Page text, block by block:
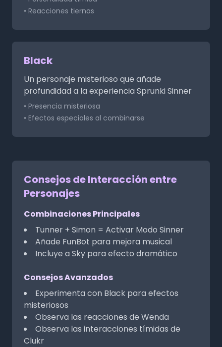
• Reacciones tiernas
Black
Un personaje misterioso que añade
profundidad a la experiencia Sprunki Sinner
• Presencia misteriosa
• Efectos especiales al combinarse
Consejos de Interacción entre
Personajes
Combinaciones Principales
Tunner + Simon = Activar Modo Sinner
Añade FunBot para mejora musical
Incluye a Sky para efecto dramático
Consejos Avanzados
Experimenta con Black para efectos
misteriosos
Observa las reacciones de Wenda
Observa las interacciones tímidas de
Clukr